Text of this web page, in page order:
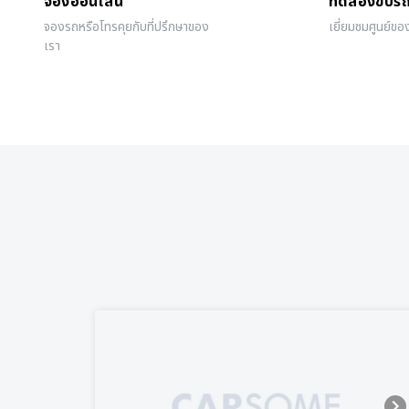
จองรถหรือโทรคุยกับที่ปรึกษาของ
เรา
เยี่ยมชมศูนย์ข